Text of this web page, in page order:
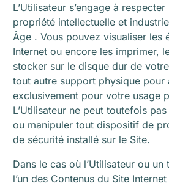
L’Utilisateur s’engage à
propriété intellectuelle et
Âge . Vous pouvez visualiser les
Internet ou encore les imprimer,
stocker sur le disque dur de
tout autre support physique pour
exclusivement pour votre usage
L’Utilisateur ne peut toutefois
ou manipuler tout dispositif de
de sécurité installé sur le Site.
Dans le cas où l’Utilisateur ou
l’un des Contenus du Site